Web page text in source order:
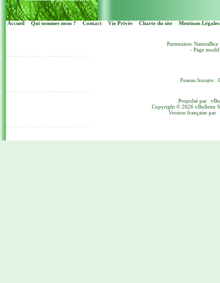
Accueil Qui sommes nous ? Contact Vie Privée Charte du site Mentions Légales
Partenaires NaturaBuy
- Page
Fuseau horaire :
Propulsé par
Copyright © 2026 vBulletin
Version française par